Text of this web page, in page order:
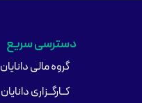
دسترسی سریع
گروه مالی دانایان
کــارگــزاری دانایان